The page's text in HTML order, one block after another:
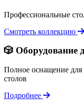
Профессиональные
Смотреть коллекцию
🎲 Оборудование
Полное оснащение для
столов
Подробнее